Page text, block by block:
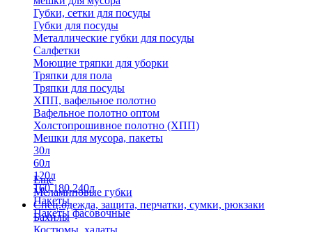
Губки, сетки для посуды
Губки для посуды
Металлические губки для посуды
Салфетки
Моющие тряпки для уборки
Тряпки для пола
Тряпки для посуды
ХПП, вафельное полотно
Вафельное полотно оптом
Холстопрошивное полотно (ХПП)
Мешки для мусора, пакеты
30л
60л
120л
160,180,240л
Пакеты
Пакеты фасовочные
Еще
Меламиновые губки
Спец.одежда, защита, перчатки, сумки, рюкзаки
Бахилы
Костюмы, халаты